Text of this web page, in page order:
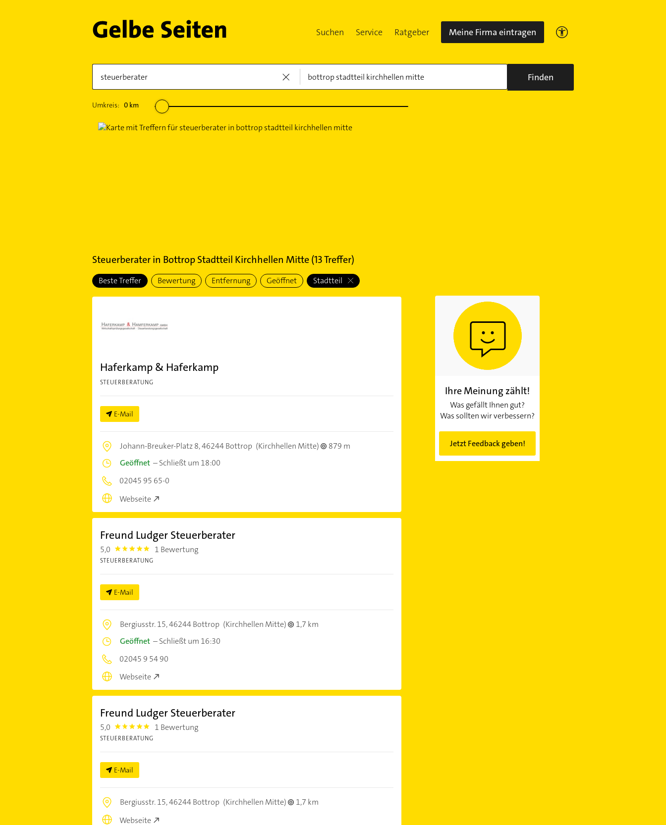
Suchen Service Ratgeber Meine Firma eintragen
Finden
Umkreis: 0km
Steuerberaterin Bottrop Stadtteil Kirchhellen Mitte(13Treffer)
Beste Treffer Bewertung Entfernung Geöffnet Stadtteil
Haferkamp & Haferkamp
STEUERBERATUNG
E-Mail
Johann-Breuker-Platz 8,46244 Bottrop (Kirchhellen Mitte)
879 m
Geöffnet–Schließt um 18:00
02045 95 65-0
Webseite
Freund Ludger Steuerberater
5,0 5.0 1 Bewertung
STEUERBERATUNG
E-Mail
Bergiusstr. 15,46244 Bottrop (Kirchhellen Mitte)
1,7 km
Geöffnet–Schließt um 16:30
02045 9 54 90
Webseite
Freund Ludger Steuerberater
5,0 5.0 1 Bewertung
STEUERBERATUNG
E-Mail
Bergiusstr. 15,46244 Bottrop (Kirchhellen Mitte)
1,7 km
Webseite
Ihre Meinung zählt!
Was gefällt Ihnen gut?
Was sollten wir verbessern?
Jetzt Feedback geben!